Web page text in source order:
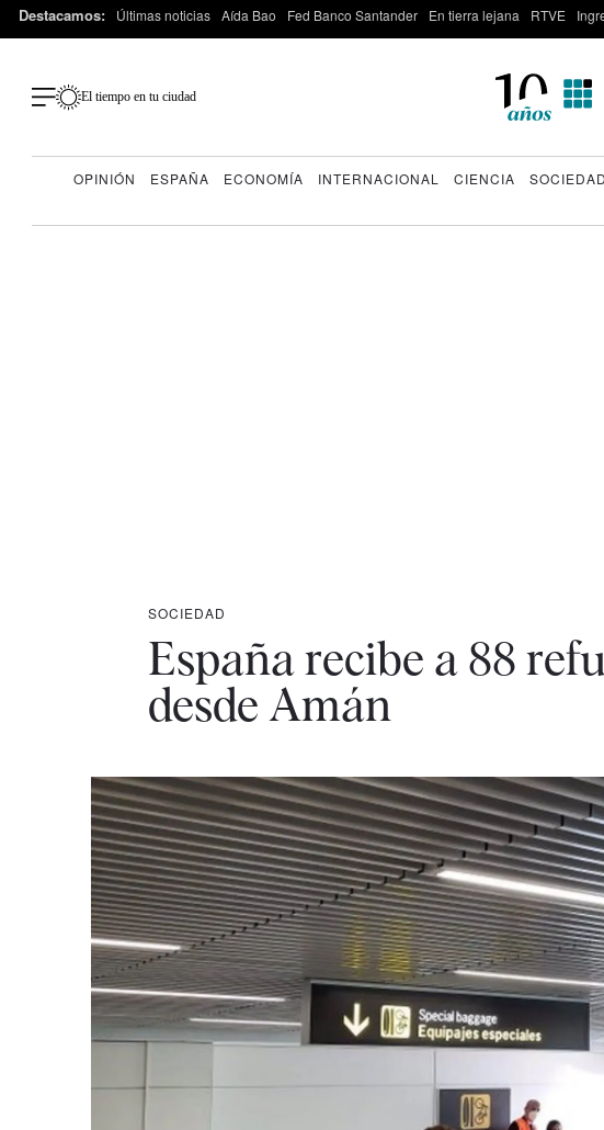
Destacamos: Últimas noticias Aída Bao Fed Banco Santander En tierra lejana RTVE
El tiempo en tu ciudad
OPINIÓN ESPAÑA ECONOMÍA INTERNACIONAL CIENCIA SOCIEDAD
SOCIEDAD
España recibe a 88
desde Amán